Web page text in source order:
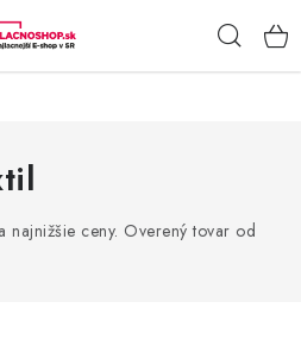
najnižšie ceny. Overený tovar od